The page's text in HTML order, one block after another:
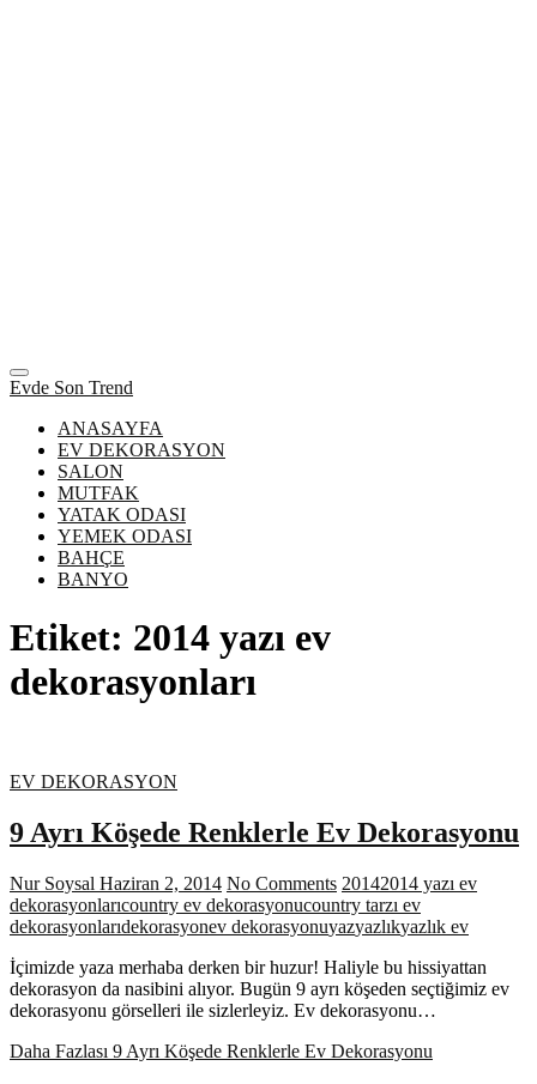
Evde Son Trend
ANASAYFA
EV DEKORASYON
SALON
MUTFAK
YATAK ODASI
YEMEK ODASI
BAHÇE
BANYO
Etiket: 2014 yazı ev
dekorasyonları
EV DEKORASYON
9 Ayrı Köşede Renklerle Ev Dekorasyonu
Nur Soysal Haziran 2, 2014 No Comments 20142014 yazı ev
dekorasyonlarıcountry ev dekorasyonucountry tarzı ev
dekorasyonlarıdekorasyonev dekorasyonuyazyazlıkyazlık ev
İçimizde yaza merhaba derken bir huzur! Haliyle bu hissiyattan
dekorasyon da nasibini alıyor. Bugün 9 ayrı köşeden seçtiğimiz ev
dekorasyonu görselleri ile sizlerleyiz. Ev dekorasyonu…
Daha Fazlası 9 Ayrı Köşede Renklerle Ev Dekorasyonu